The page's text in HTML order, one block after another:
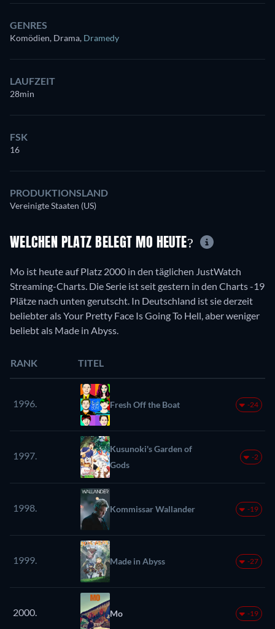
GENRES
Komödien, Drama, Dramedy
LAUFZEIT
28min
FSK
16
PRODUKTIONSLAND
Vereinigte Staaten (US)
WELCHEN PLATZ BELEGT MO HEUTE?
Mo ist heute auf Platz 2000 in den täglichen JustWatch
Streaming-Charts. Die Serie ist seit gestern in den Charts -19
Plätze nach unten gerutscht. In Deutschland ist sie derzeit
beliebter als Your Pretty Face Is Going To Hell, aber weniger
beliebt als Made in Abyss.
RANK TITEL
1996. Fresh Off the Boat -24
1997.
Kusunoki's Garden of
Gods
-2
1998. Kommissar Wallander -19
1999. Made in Abyss -27
2000. Mo -19